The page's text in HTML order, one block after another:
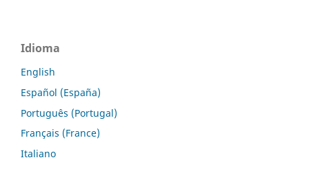
Idioma
English
Español (España)
Português (Portugal)
Français (France)
Italiano